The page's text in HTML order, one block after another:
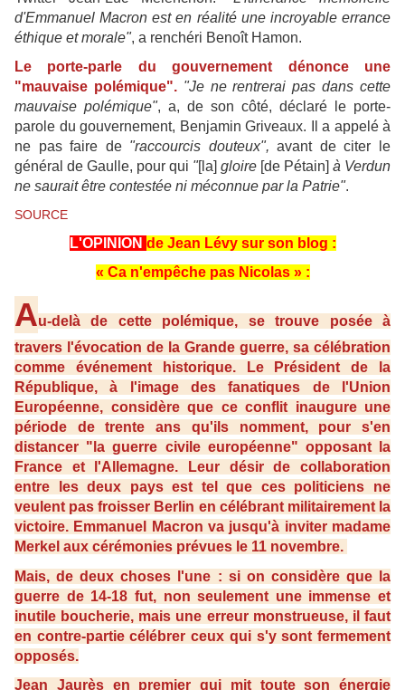
d'Emmanuel Macron est en réalité une incroyable errance
éthique et morale", a renchéri Benoît Hamon.
Le porte-parle du gouvernement dénonce une
"mauvaise polémique". "Je ne rentrerai pas dans cette
mauvaise polémique", a, de son côté, déclaré le porte-
parole du gouvernement, Benjamin Griveaux. Il a appelé à
ne pas faire de "raccourcis douteux", avant de citer le
général de Gaulle, pour qui " [la] gloire [de Pétain] à Verdun
ne saurait être contestée ni méconnue par la Patrie".
SOURCE
L'OPINION de Jean Lévy sur son blog :
« Ca n'empêche pas Nicolas» :
Au-delà de cette polémique, se trouve posée à
travers l'évocation de la Grande guerre, sa célébration
comme événement historique. Le Président de la
République, à l'image des fanatiques de l'Union
Européenne, considère que ce conflit inaugure une
période de trente ans qu'ils nomment, pour s'en
distancer "la guerre civile européenne" opposant la
France et l'Allemagne. Leur désir de collaboration
entre les deux pays est tel que ces politiciens ne
veulent pas froisser Berlin en célébrant militairement la
victoire. Emmanuel Macron va jusqu'à inviter madame
Merkel aux cérémonies prévues le 11 novembre.
Mais, de deux choses l'une : si on considère que la
guerre de 14-18 fut, non seulement une immense et
inutile boucherie, mais une erreur monstrueuse, il faut
en contre-partie célébrer ceux qui s'y sont fermement
opposés.
Jean Jaurès en premier qui mit toute son énergie